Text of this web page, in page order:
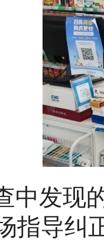
中发现
指导纠